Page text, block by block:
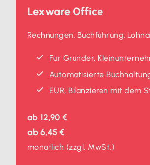
Lexware Office
Rechnungen, Buchführung,
Für Gründer,
Automatisierte
EÜR, Bilanzieren mit dem
ab12,90 €
ab6,45 €
monatlich (zzgl. MwSt.)